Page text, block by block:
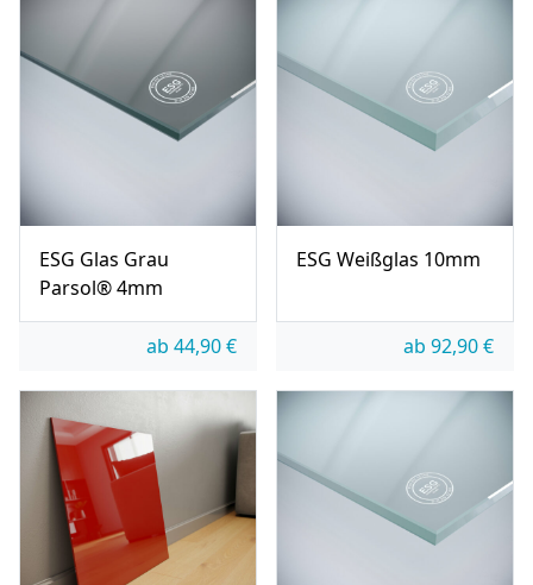
ESG Glas Grau
Parsol® 4mm
ab 44,90€
ESG Weißglas 10mm
ab 92,90€